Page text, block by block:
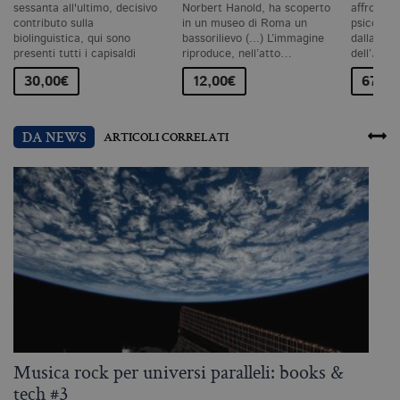
sessanta all'ultimo, decisivo
contributo sulla
biolinguistica, qui sono
presenti tutti i capisaldi
del…
30,00€
Norbert Hanold, ha scoperto
in un museo di Roma un
bassorilievo (...) L’immagine
riproduce, nell’atto…
12,00€
dalla
dell’
DA NEWS ARTICOLI CORRELATI
Musica rock per universi paralleli: books &
tech #3
_gid
.bollatiboringhieri.it 1 giorno